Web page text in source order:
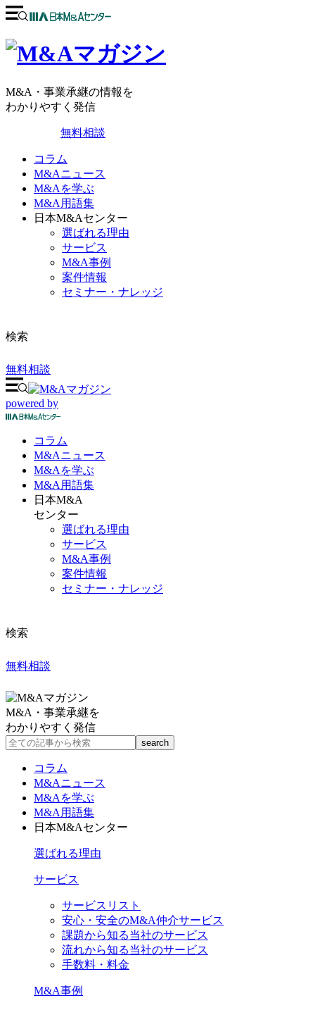
M&A・事業承継の情報を
わかりやすく発信
無料相談
コラム
M&Aニュース
M&Aを学ぶ
M&A用語集
日本M&Aセンター
選ばれる理由
サービス
M&A事例
案件情報
セミナー・ナレッジ
検索
無料相談
powered by
コラム
M&Aニュース
M&Aを学ぶ
M&A 用語集
日本M&A
センター
選ばれる理由
サービス
M&A事例
案件情報
セミナー・ナレッジ
検索
無料相談
M&A・事業承継を
わかりやすく発信
コラム
M&Aニュース
M&Aを学ぶ
M&A用語集
日本M&Aセンター
選ばれる理由
サービス
サービスリスト
安心・安全のM&A仲介サービス
課題から知る当社のサービス
流れから知る当社のサービス
手数料・料金
M&A事例